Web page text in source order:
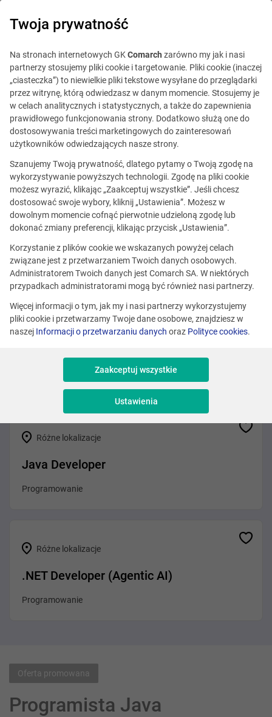
Ta oferta jest już
nieaktualna.
Zobacz podobne oferty
Różne lokalizacje
Różne lokalizacje
Java Developer
Programowanie
Różne lokalizacje
.NET Developer (Agentic AI)
Programowanie
Oferta promowana
Programista Java
Twoja prywatność
Na stronach internetowych GKComarch zarówno my jak i nasi
partnerzy stosujemy pliki cookie i targetowanie. Pliki cookie (inaczej
„ciasteczka”) to niewielkie pliki tekstowe wysyłane do przeglądarki
przez witrynę, którą odwiedzasz w danym momencie. Stosujemy je
w celach analitycznych i statystycznych, a także do zapewnienia
prawidłowego funkcjonowania strony. Dodatkowo służą one do
dostosowywania treści marketingowych do zainteresowań
użytkowników odwiedzających nasze strony.
Szanujemy Twoją prywatność, dlatego pytamy o Twoją zgodę na
wykorzystywanie powyższych technologii. Zgodę na pliki cookie
możesz wyrazić, klikając „Zaakceptuj wszystkie”. Jeśli chcesz
dostosować swoje wybory, kliknij „Ustawienia”. Możesz w
dowolnym momencie cofnąć pierwotnie udzieloną zgodę lub
dokonać zmiany preferencji, klikając przycisk „Ustawienia”.
Korzystanie z plików cookie we wskazanych powyżej celach
związane jest z przetwarzaniem Twoich danych osobowych.
Administratorem Twoich danych jest Comarch SA. W niektórych
przypadkach administratorami mogą być również nasi partnerzy.
Więcej informacji o tym, jak my i nasi partnerzy wykorzystujemy
pliki cookie i przetwarzamy Twoje dane osobowe, znajdziesz w
naszej Informacji o przetwarzaniu danych oraz Polityce cookies.
Zaakceptuj wszystkie
Ustawienia